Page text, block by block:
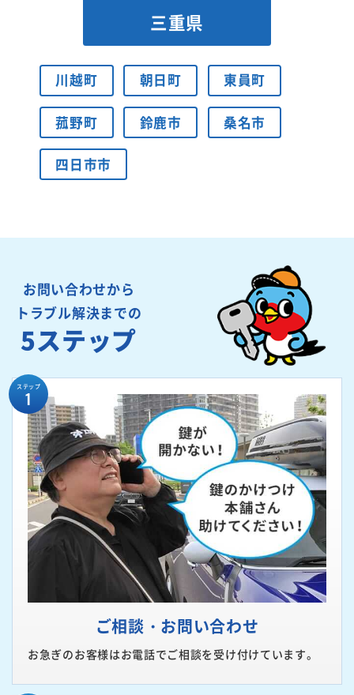
三重県
川越町 朝日町 東員町
菰野町 鈴鹿市 桑名市
四日市市
お問い合わせから
トラブル解決までの
5ステップ
ステップ
1
ご相談・お問い合わせ
お急ぎのお客様はお電話でご相談を受け付けています。